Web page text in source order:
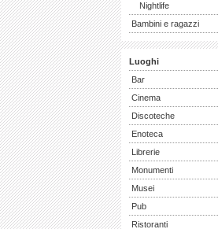
Nightlife
Bambini e ragazzi
Luoghi
Bar
Cinema
Discoteche
Enoteca
Librerie
Monumenti
Musei
Pub
Ristoranti